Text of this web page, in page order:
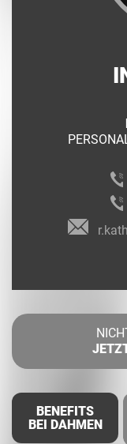
BENEFITS
BEI DAHMEN